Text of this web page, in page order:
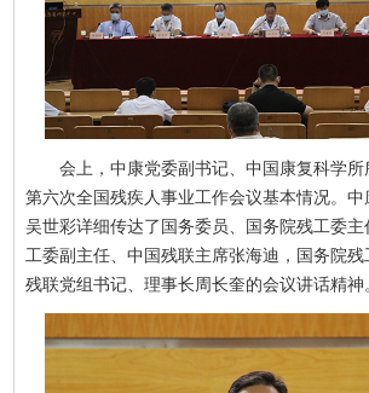
会上，中康党委副书记、中国康复科学所
第六次全国残疾人事业工作会议基本情况。
吴世彩详细传达了国务委员、国务院残工委
工委副主任、中国残联主席张海迪，国务院残
残联党组书记、理事长周长奎的会议讲话精神